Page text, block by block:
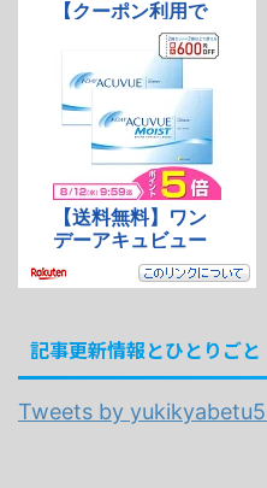
記事更新情報とひとりごと
Tweets by